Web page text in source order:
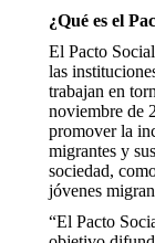
¿Qué es el
El Pacto
las
trabajan en
noviembre de
promover la
migrantes y
sociedad,
jóvenes
“El Pacto